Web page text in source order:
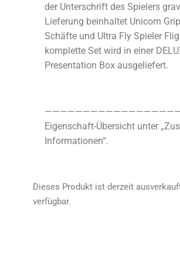
der Unterschrift des Spielers
Lieferung beinhaltet Unicorn
Schäfte und Ultra Fly Spieler
komplette Set wird in einer
Presentation Box ausgeliefert.
Eigenschaft-Übersicht unter
Informationen“.
Dieses Produkt ist derzeit
verfügbar.